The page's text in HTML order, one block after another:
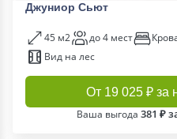
Джуниор Сьют
45 м2 до 4 мест
Вид на лес
От 19 025 ₽ за
Ваша выгода 381 ₽